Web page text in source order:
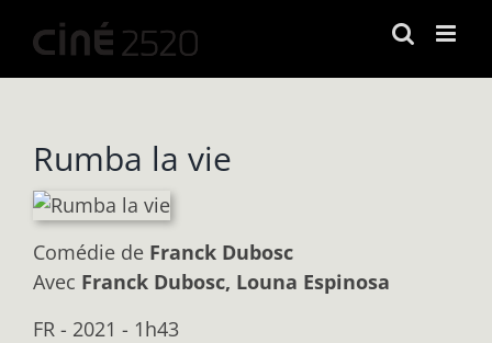
contenu
Rumba la vie
Comédie de Franck Dubosc
Avec Franck Dubosc, Louna Espinosa
FR - 2021 - 1h43